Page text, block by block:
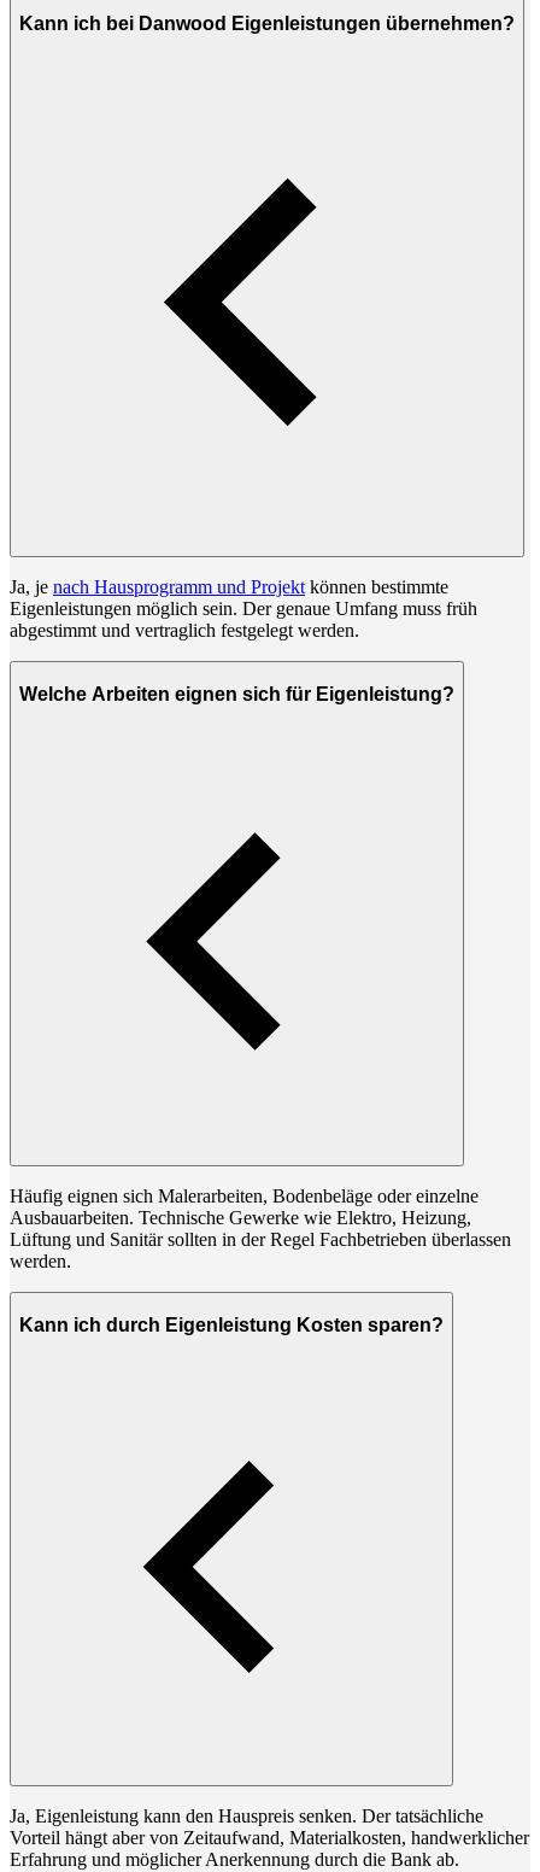
Kann ich bei Danwood Eigenleistungen übernehmen?
Ja, je nach Hausprogramm und Projekt können bestimmte
Eigenleistungen möglich sein. Der genaue Umfang muss früh
abgestimmt und vertraglich festgelegt werden.
Welche Arbeiten eignen sich für Eigenleistung?
Häufig eignen sich Malerarbeiten, Bodenbeläge oder einzelne
Ausbauarbeiten. Technische Gewerke wie Elektro, Heizung,
Lüftung und Sanitär sollten in der Regel Fachbetrieben überlassen
werden.
Kann ich durch Eigenleistung Kosten sparen?
Ja, Eigenleistung kann den Hauspreis senken. Der tatsächliche
Vorteil hängt aber von Zeitaufwand, Materialkosten, handwerklicher
Erfahrung und möglicher Anerkennung durch die Bank ab.